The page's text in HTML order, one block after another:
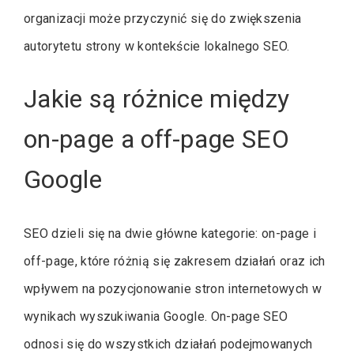
organizacji może przyczynić się do zwiększenia
autorytetu strony w kontekście lokalnego SEO.
Jakie są różnice między
on-page a off-page SEO
Google
SEO dzieli się na dwie główne kategorie: on-page i
off-page, które różnią się zakresem działań oraz ich
wpływem na pozycjonowanie stron internetowych w
wynikach wyszukiwania Google. On-page SEO
odnosi się do wszystkich działań podejmowanych